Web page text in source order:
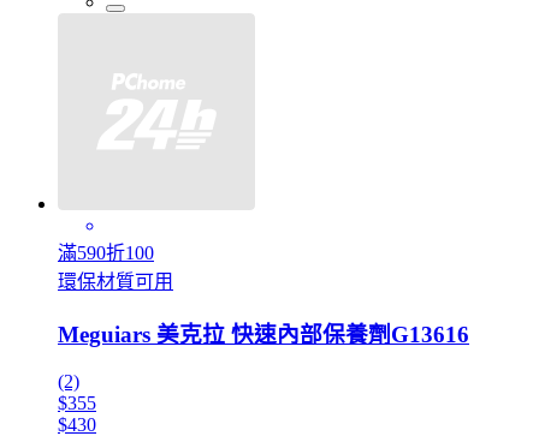
滿590折100
環保材質可用
Meguiars 美克拉 快速內部保養劑G13616
(2)
$355
$430